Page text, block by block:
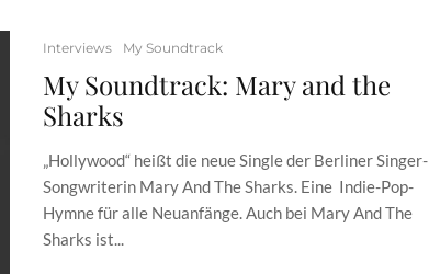
Interviews My Soundtrack
My Soundtrack: Mary and the
Sharks
„Hollywood“ heißt die neue Single der Berliner Singer-
Songwriterin Mary And The Sharks. Eine Indie-Pop-
Hymne für alle Neuanfänge. Auch bei Mary And The
Sharks ist...